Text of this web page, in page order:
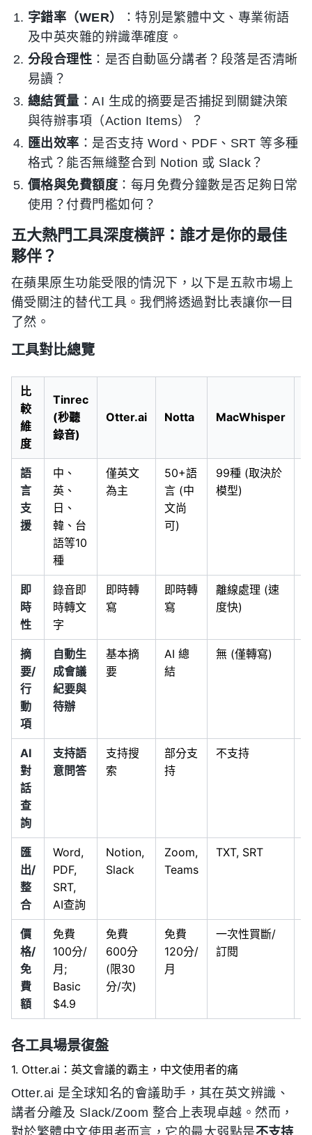
字錯率（WER）
：特別是繁體中文、專業術語
及中英夾雜的辨識準確度。
分段合理性 ：是否自動區分講者？段落是否清晰
易讀？
總結質量 ：AI 生成的摘要是否捕捉到關鍵決策
與待辦事項（Action Items）？
匯出效率 ：是否支持 Word、PDF、SRT 等多種
格式？能否無縫整合到 Notion 或 Slack？
價格與免費額度 ：每月免費分鐘數是否足夠日常
使用？付費門檻如何？
五大熱門工具深度橫評：誰才是你的最佳
夥伴？
在蘋果原生功能受限的情況下，以下是五款市場上
備受關注的替代工具。我們將透過對比表讓你一目
了然。
工具對比總覽
比
較
維
度
Tinrec
(秒聽
錄音)
Otter.ai Notta MacWhisper
語
言
支
援
中、
英、
日、
韓、台
語等10
種
僅英文
為主
50+語
言 (中
文尚
可)
99種 (取決於
模型)
即
時
性
錄音即
時轉文
字
即時轉
寫
即時轉
寫
離線處理 (速
度快)
摘
要/
行
動
項
自動生
成會議
紀要與
待辦
基本摘
要
AI 總
結
無 (僅轉寫)
AI
對
話
查
詢
支持語
意問答
支持搜
索
部分支
持
不支持
匯
出/
整
合
Word,
PDF,
SRT,
AI查詢
Notion,
Slack
Zoom,
Teams
TXT, SRT
價
格/
免
費
額
免費
100分/
月;
Basic
$4.9
免費
600分
(限30
分/次)
免費
120分/
月
一次性買斷/
訂閱
各工具場景復盤
1. Otter.ai：英文會議的霸主，中文使用者的痛
Otter.ai 是全球知名的會議助手，其在英文辨識、
講者分離及 Slack/Zoom 整合上表現卓越。然而，
對於繁體中文使用者而言，它的最大弱點是不支持